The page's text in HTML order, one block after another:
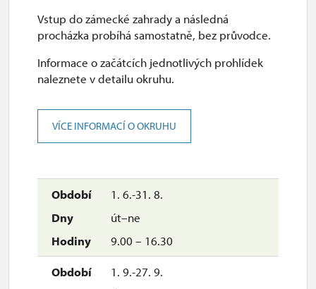
2. 11.-31. 12.
uzavřen
2027
uzavřen
1. 6.-31. 8.
út–ne
9.00 – 16.30
1. 9.-27. 9.
Vstup do zámecké zahrady a následná
procházka probíhá samostatně, bez průvodce.
Informace o začátcích jednotlivých prohlídek
naleznete v detailu okruhu.
VÍCE INFORMACÍ O OKRUHU